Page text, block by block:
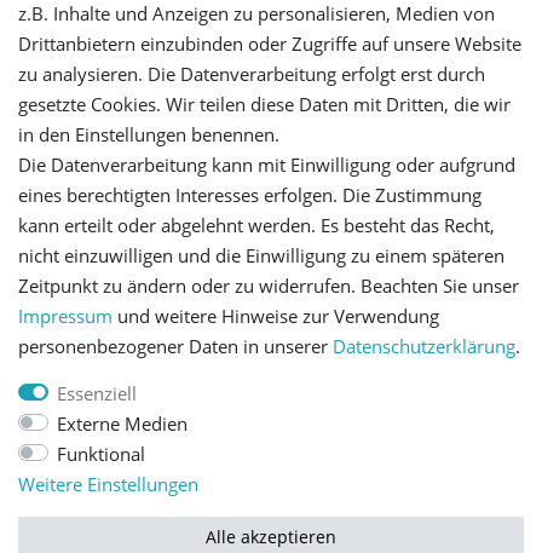
Registrieren
Versandinformationen
Let's stay connected
Impressum Daten­schutz­erklärung AGB
Barrierefreiheitserklärung
Vertrag widerrufen Kontakt
z.B. Inhalte und Anzeigen zu personalisieren, Medien von
Drittanbietern einzubinden oder Zugriffe auf unsere Website
zu analysieren. Die Datenverarbeitung erfolgt erst durch
gesetzte Cookies. Wir teilen diese Daten mit Dritten, die wir
in den Einstellungen benennen.
Die Datenverarbeitung kann mit Einwilligung oder aufgrund
eines berechtigten Interesses erfolgen. Die Zustimmung
kann erteilt oder abgelehnt werden. Es besteht das Recht,
nicht einzuwilligen und die Einwilligung zu einem späteren
Zeitpunkt zu ändern oder zu widerrufen. Beachten Sie unser
Impressum und weitere Hinweise zur Verwendung
personenbezogener Daten in unserer Daten­schutz­erklärung.
Essenziell
Externe Medien
Funktional
Weitere Einstellungen
Alle akzeptieren